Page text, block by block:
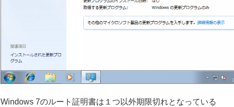
Windows 7のルート証明書は１つ以外期限切れとなっている